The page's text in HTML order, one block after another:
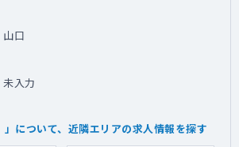
山口
未入力
」について、近隣エリアの求人情報を探す